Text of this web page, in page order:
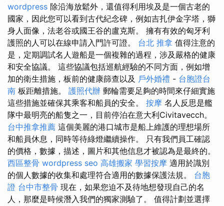
wordpress 除沿海放鬆外，還值得利用埃及是一個古老的
國家，因此您可以看到古代紀念碑，例如吉扎伊金字塔，獅
身人面像，法老谷或國王谷的盧克斯。 擁有有效的匈牙利
護照的人可以在線申請入門許可證。 台北 推拿 值得注意的
是，定期調試名人遊船是一個複雜的過程，涉及嚴格的健康
和安全協議。 這些協議包括巡航經驗的不同方面，例如增
加的衛生措施，板前的健康篩查以及 戶外婚禮 - 台胞證台
南 板距離措施。 護照代辦 郵輪需要足夠的時間來仔細實施
這些措施並確保其乘客和船員的安全。 按摩 名人反思是艦
隊中最明亮的船隻之一，目前停泊在意大利Civitavecch。
台中推拿推薦 這個美麗的港口城市是船上維護的理想場所
和船員休息，同時等待綠燈繼續操作。 只有我們員工確認
的價格，數據，描述，圖片和其他信息才被認為是最終的。
西區整骨 wordpress seo 高雄搬家 學習按摩 適用於識別
的個人數據的收集和處理符合適用的數據保護法規。 台胞
證 台中市整骨 現在，如果您迫不及待地想發現自己的名
人，那麼是時候潛入我們的獨家測驗了。 值得計劃並選擇